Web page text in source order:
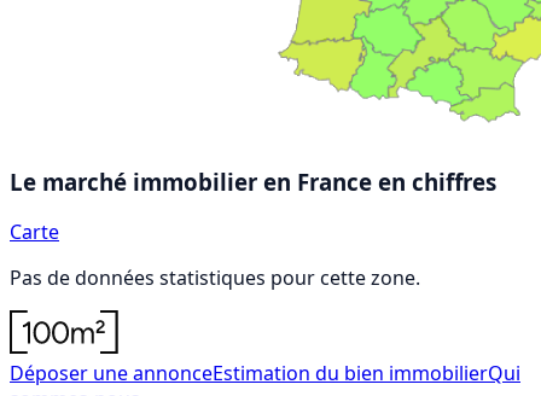
Le marché immobilier en France en chiffres
Carte
Pas de données statistiques pour cette zone.
Déposer une annonceEstimation du bien immobilierQui